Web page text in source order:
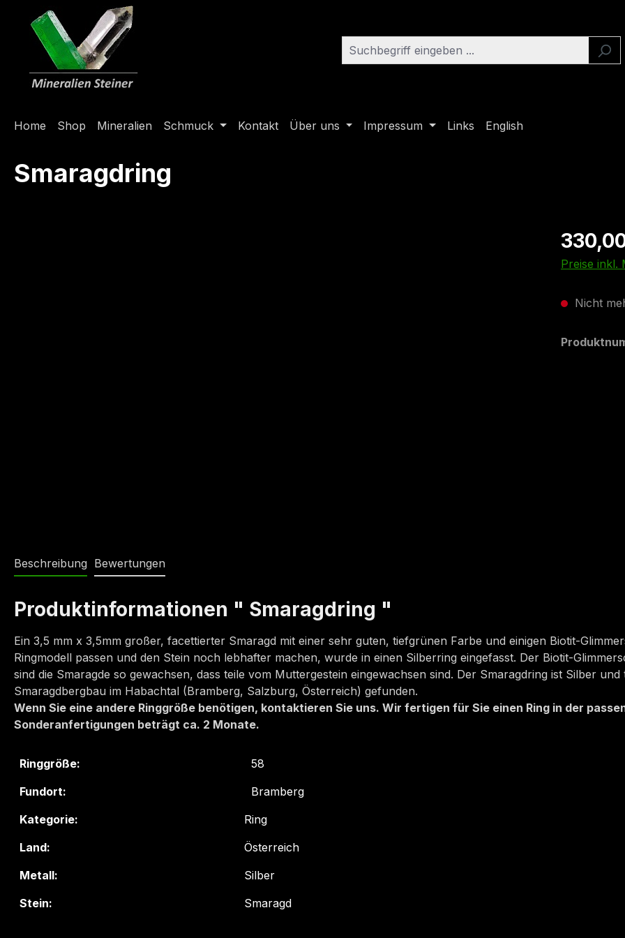
Zur Hauptnavigation springen
Home Shop Mineralien Schmuck Kontakt Über uns Impressum Links English
Smaragdring
Preise inkl.
Nicht
Beschreibung Bewertungen
Produktinformationen " Smaragdring "
Ein 3,5 mm x 3,5mm großer, facettierter Smaragd mit einer sehr guten, tiefgrünen Farbe und einigen Biotit-
Ringmodell passen und den Stein noch lebhafter machen, wurde in einen Silberring eingefasst. Der Biotit-
sind die Smaragde so gewachsen, dass teile vom Muttergestein eingewachsen sind. Der Smaragdring ist Silber
Smaragdbergbau im Habachtal (Bramberg, Salzburg, Österreich) gefunden.
Wenn Sie eine andere Ringgröße benötigen, kontaktieren Sie uns. Wir fertigen für Sie einen Ring in der
Sonderanfertigungen beträgt ca. 2 Monate.
Ringgröße:
58
Fundort:
Bramberg
Kategorie:
Ring
Land:
Österreich
Metall:
Silber
Stein:
Smaragd